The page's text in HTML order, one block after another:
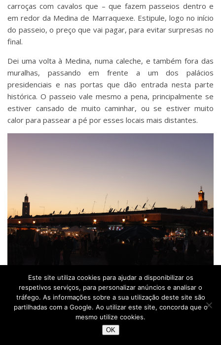
carroças com cavalos que – que fazem passeios dentro e
em redor da Medina de Marraquexe. Estipule, logo no início
do passeio, o preço que vai pagar, para evitar surpresas no
final.
Dei uma volta à Medina, numa caleche, e também fora das
muralhas, passando em frente a um dos palácios
presidenciais e nas portas que dão entrada nesta parte
histórica. O passeio vale mesmo a pena, principalmente se
estiver cansado de muito caminhar, ou se estiver muito
calor para passear a pé por esses locais mais distantes.
Djemaa El Fna e Koutoubia à noite, Marraquexe – Marrocos
© Viaje Comigo
Este site utiliza cookies para ajudar a disponibilizar os
respetivos serviços, para personalizar anúncios e analisar o
tráfego. As informações sobre a sua utilização deste site são
partilhadas com a Google. Ao utilizar este site, concorda que o
mesmo utilize cookies.
OK